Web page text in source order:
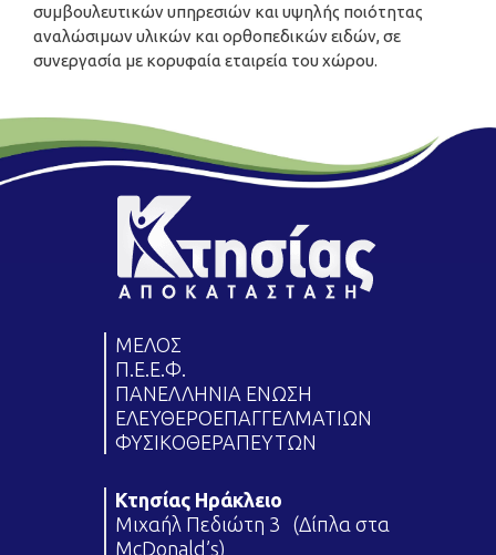
συμβουλευτικών υπηρεσιών και υψηλής ποιότητας
αναλώσιμων υλικών και ορθοπεδικών ειδών, σε
συνεργασία με κορυφαία εταιρεία του χώρου.
ΜΕΛΟΣ
Π.Ε.Ε.Φ.
ΠΑΝΕΛΛΗΝΙΑ ΕΝΩΣΗ
ΕΛΕΥΘΕΡΟΕΠΑΓΓΕΛΜΑΤΙΩΝ
ΦΥΣΙΚΟΘΕΡΑΠΕΥΤΩΝ
Κτησίας Ηράκλειο
Μιχαήλ Πεδιώτη 3 (Δίπλα στα
McDonald’s)